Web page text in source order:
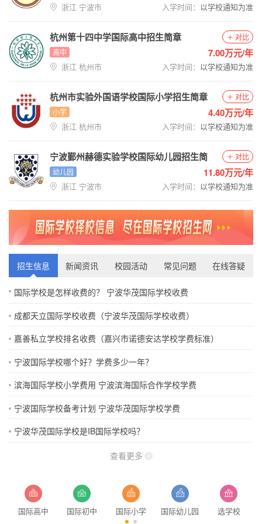
浙江 宁波市 入学时间： 以学校通知为准
杭州第十四中学国际高中招生简章
高中
浙江 杭州市 入学时间： 以学校通知为准
对比
7.00万元/年
杭州市实验外国语学校国际小学招生简章
小学
浙江 杭州市 入学时间： 以学校通知为准
对比
4.40万元/年
宁波鄞州赫德实验学校国际幼儿园招生简
章
幼儿园
浙江 宁波市 入学时间： 以学校通知为准
对比
11.80万元/年
招生信息 新闻资讯 校园活动 常见问题 在线答疑
国际学校是怎样收费的？ 宁波华茂国际学校收费
成都天立国际学校收费（宁波华茂国际学校收费）
嘉善私立学校排名收费（嘉兴市诺德安达学校学费标准）
宁波国际学校哪个好？学费多少一年？
滨海国际学校小学费用 宁波滨海国际合作学校学费
宁波国际学校备考计划 宁波华茂国际学校学费
宁波华茂国际学校是IB国际学校吗？
查看更多
国际高中 国际初中 国际小学 国际幼儿园 选学校